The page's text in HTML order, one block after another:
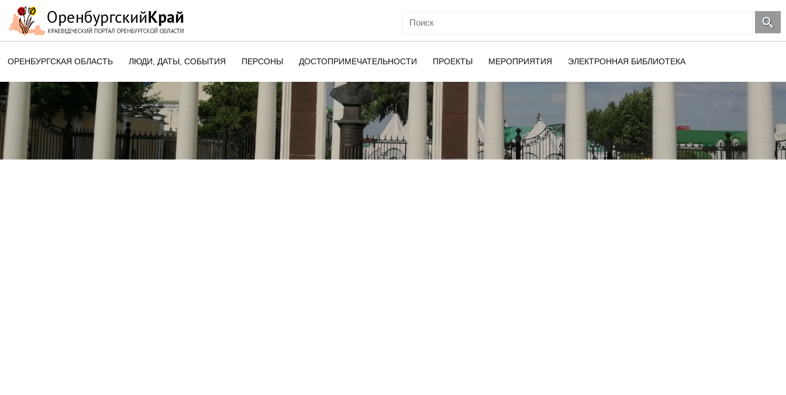
ОРЕНБУРГСКАЯ ОБЛАСТЬ ЛЮДИ, ДАТЫ, CОБЫТИЯ
ЭТОТ ДЕНЬ В ИСТОРИИ
ОРЕНБУРГСКОГО КРАЯ
ПАМЯТНЫЕ ДАТЫ ОРЕНБУРГСКОЙ
ОБЛАСТИ
ПЕРСОНЫ ДОСТОПРИМЕЧАТЕЛЬНОСТИ ПРОЕКТЫ МЕРОПРИЯТИЯ ЭЛЕКТРОННАЯ БИБЛИОТЕКА